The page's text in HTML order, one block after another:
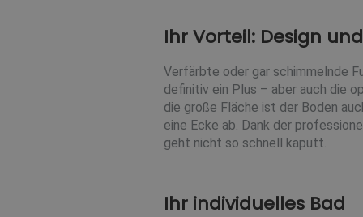
Ihr Vorteil: Design
Verfärbte oder gar schimmelnde
definitiv ein Plus – aber auch die
die große Fläche ist der Boden
eine Ecke ab. Dank der
geht nicht so schnell kaputt.
Ihr individuelles Bad